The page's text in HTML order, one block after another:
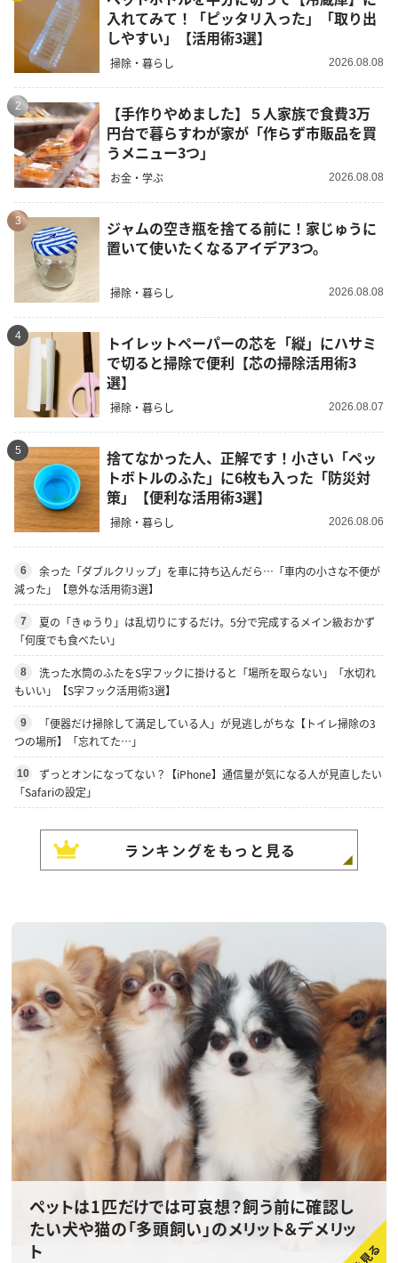
入れてみて！「ピッタリ入った」「取り出
しやすい」【活用術3選】
掃除・暮らし 2026.08.08
2
【手作りやめました】５人家族で食費3万
円台で暮らすわが家が「作らず市販品を買
うメニュー3つ」
お金・学ぶ 2026.08.08
3
ジャムの空き瓶を捨てる前に！家じゅうに
置いて使いたくなるアイデア3つ。
掃除・暮らし 2026.08.08
4
トイレットペーパーの芯を「縦」にハサミ
で切ると掃除で便利【芯の掃除活用術3
選】
掃除・暮らし 2026.08.07
5
捨てなかった人、正解です！小さい「ペッ
トボトルのふた」に6枚も入った「防災対
策」【便利な活用術3選】
掃除・暮らし 2026.08.06
6
余った「ダブルクリップ」を車に持ち込んだら…「車内の小さな不便が
減った」【意外な活用術3選】
7
夏の「きゅうり」は乱切りにするだけ。5分で完成するメイン級おかず
「何度でも食べたい」
8
洗った水筒のふたをS字フックに掛けると「場所を取らない」「水切れ
もいい」【S字フック活用術3選】
9
「便器だけ掃除して満足している人」が見逃しがちな【トイレ掃除の3
つの場所】「忘れてた…」
10
ずっとオンになってない？【iPhone】通信量が気になる人が見直したい
「Safariの設定」
ランキングをもっと見る
ペットは1匹だけでは可哀想？飼う前に確認し
たい犬や猫の「多頭飼い」のメリット＆デメリッ
ト